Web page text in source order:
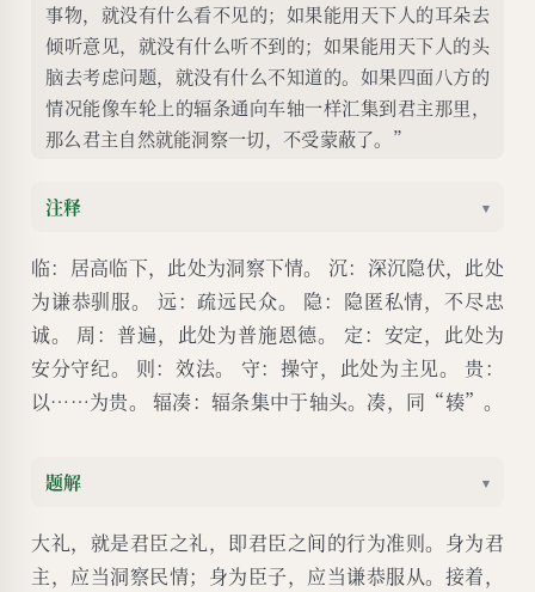
事物，就没有什么看不见的；如果能用天下人的耳朵去
倾听意见，就没有什么听不到的；如果能用天下人的头
脑去考虑问题，就没有什么不知道的。如果四面八方的
情况能像车轮上的辐条通向车轴一样汇集到君主那里，
那么君主自然就能洞察一切，不受蒙蔽了。”
注释 ▾
临：居高临下，此处为洞察下情。 沉：深沉隐伏，此处
为谦恭驯服。 远：疏远民众。 隐：隐匿私情，不尽忠
诚。 周：普遍，此处为普施恩德。 定：安定，此处为
安分守纪。 则：效法。 守：操守，此处为主见。 贵：
以……为贵。 辐凑：辐条集中于轴头。凑，同“辏”。
题解 ▾
大礼，就是君臣之礼，即君臣之间的行为准则。身为君
主，应当洞察民情；身为臣子，应当谦恭服从。接着，